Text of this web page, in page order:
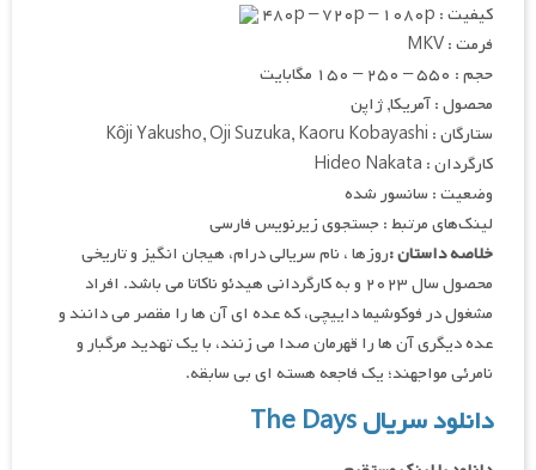
کیفیت : ۴۸۰p – ۷۲۰p – ۱۰۸۰p
فرمت : MKV
حجم : ۵۵۰ – ۲۵۰ – ۱۵۰ مگابایت
محصول : آمریکا, ژاپن
ستارگان : Kôji Yakusho, Oji Suzuka, Kaoru Kobayashi
کارگردان : Hideo Nakata
وضعیت : سانسور شده
لینک‌های مرتبط : جستجوی زیرنویس فارسی
خلاصه داستان :روزها ، نام سریالی درام، هیجان انگیز و تاریخی
محصول سال ۲۰۲۳ و به کارگردانی هیدئو ناکاتا می باشد. افراد
مشغول در فوکوشیما داییچی، که عده ای آن ها را مقصر می دانند و
عده دیگری آن ها را قهرمان صدا می زنند، با یک تهدید مرگبار و
نامرئی مواجهند؛ یک فاجعه هسته ای بی سابقه.
دانلود سریال The Days